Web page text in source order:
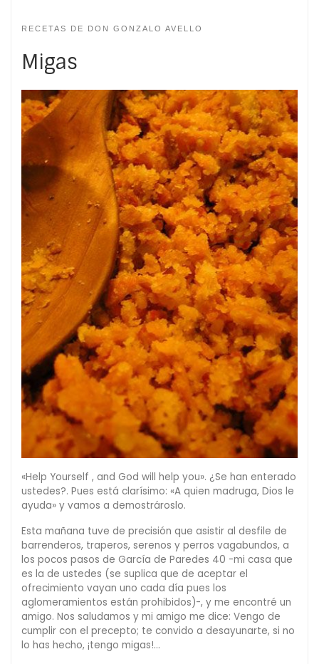
RECETAS DE DON GONZALO AVELLO
Migas
«Help Yourself , and God will help you». ¿Se han enterado
ustedes?. Pues está clarísimo: «A quien madruga, Dios le
ayuda» y vamos a demostrároslo.
Esta mañana tuve de precisión que asistir al desfile de
barrenderos, traperos, serenos y perros vagabundos, a
los pocos pasos de García de Paredes 40 -mi casa que
es la de ustedes (se suplica que de aceptar el
ofrecimiento vayan uno cada día pues los
aglomeramientos están prohibidos)-, y me encontré un
amigo. Nos saludamos y mi amigo me dice: Vengo de
cumplir con el precepto; te convido a desayunarte, si no
lo has hecho, ¡tengo migas!…